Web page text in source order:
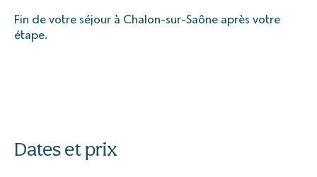
Fin de votre séjour à Chalon-sur-Saône après votre
étape.
Dates et prix